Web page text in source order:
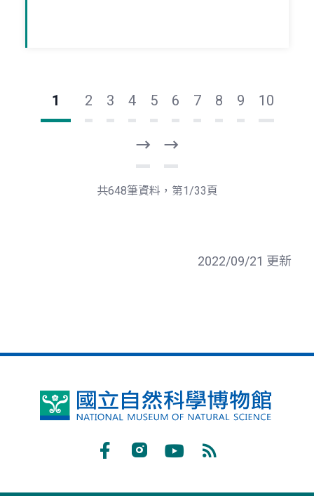
1 2 3 4 5 6 7 8 9 10
一
頁
後
一
共648筆資料，第1/33頁
2022/09/21 更新
國